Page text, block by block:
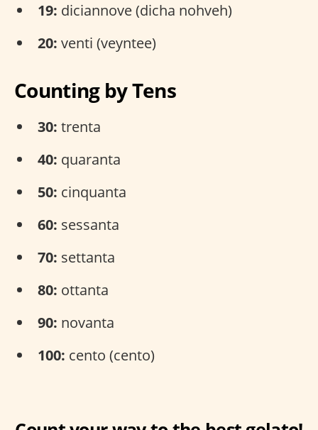
19: diciannove (dicha nohveh)
20: venti (veyntee)
Counting by Tens
30: trenta
40: quaranta
50: cinquanta
60: sessanta
70: settanta
80: ottanta
90: novanta
100: cento (cento)